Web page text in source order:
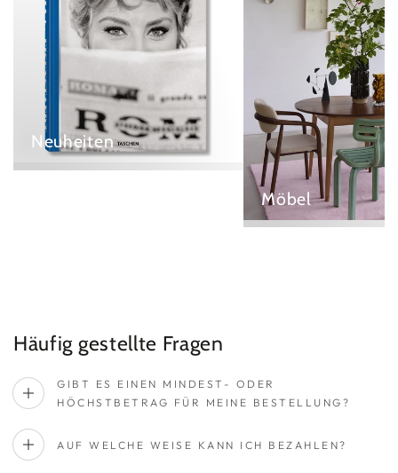
Neuheiten
Möbel
Häufig gestellte Fragen
GIBT ES EINEN MINDEST- ODER
HÖCHSTBETRAG FÜR MEINE BESTELLUNG?
AUF WELCHE WEISE KANN ICH BEZAHLEN?